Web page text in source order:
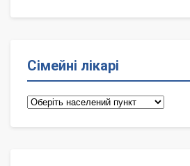
Сімейні лікарі
Сімейні